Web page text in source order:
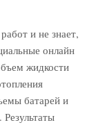
и не знает,
онлайн
жидкости
батарей и